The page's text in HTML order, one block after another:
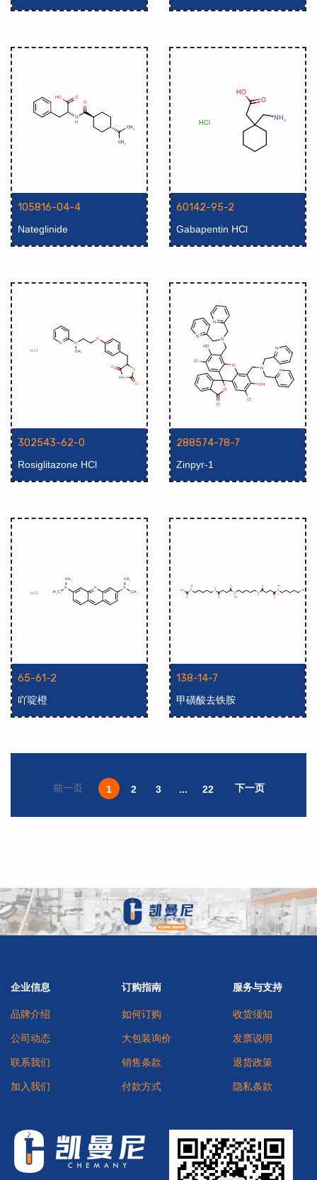
105816-04-4
Nateglinide
60142-95-2
Gabapentin HCl
302543-62-0
Rosiglitazone HCl
288574-78-7
Zinpyr-1
65-61-2
吖啶橙
138-14-7
甲磺酸去铁胺
前一页 1 2 3 ... 22 下一页
企业信息
品牌介绍
公司动态
联系我们
加入我们
订购指南
如何订购
大包装询价
销售条款
付款方式
服务与支持
收货须知
发票说明
退货政策
隐私条款